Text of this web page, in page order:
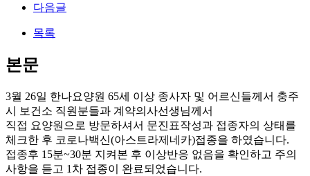
다음글
목록
본문
3월 26일 한나요양원 65세 이상 종사자 및 어르신들께서 충주
시 보건소 직원분들과 계약의사선생님께서
직접 요양원으로 방문하셔서 문진표작성과 접종자의 상태를
체크한 후 코로나백신(아스트라제네카)접종을 하였습니다.
접종후 15분~30분 지켜본 후 이상반응 없음을 확인하고 주의
사항을 듣고 1차 접종이 완료되었습니다.